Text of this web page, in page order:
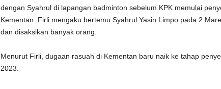
dengan Syahrul di lapangan badminton sebelum KPK memulai
Kementan. Firli mengaku bertemu Syahrul Yasin Limpo pada 2
dan disaksikan banyak orang.
Menurut Firli, dugaan rasuah di Kementan baru naik ke tahap
2023.